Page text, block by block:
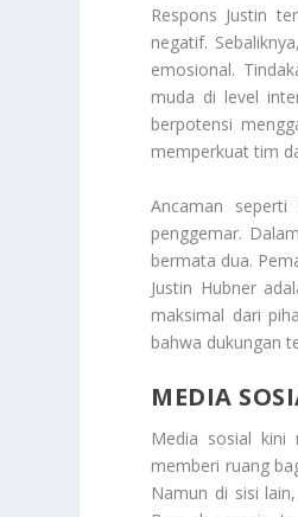
Respons Justin
negatif.
emosional.
muda di level
berpotensi
memperkuat tim
Ancaman
penggemar.
bermata dua.
Justin Hubner
maksimal dari
bahwa dukungan
MEDIA
Media sosial kini
memberi ruang
Namun di sisi